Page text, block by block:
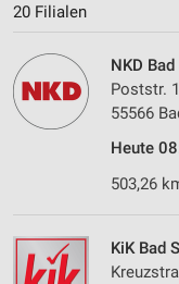
20 Filialen
NKD
Poststr.
55566
Heute
503,26
KiK Bad